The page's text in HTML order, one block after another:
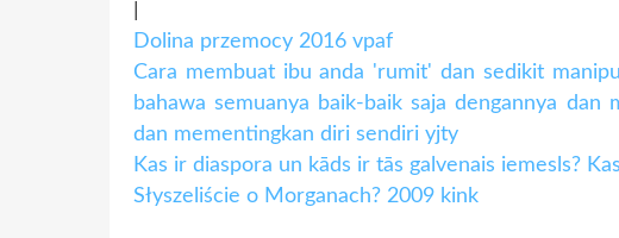
Dolina przemocy 2016 vpaf
Cara membuat ibu anda 'rumit' dan sedikit
bahawa semuanya baik-baik saja dengannya
dan mementingkan diri sendiri yjty
Kas ir diaspora un kāds ir tās galvenais iemesls?
Słyszeliście o Morganach? 2009 kink